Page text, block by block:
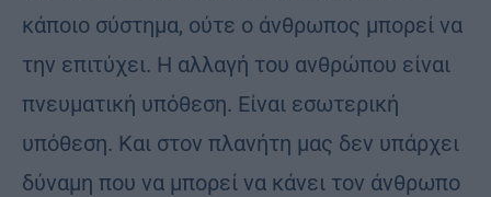
κάποιο σύστημα, ούτε ο άνθρωπος μπορεί να
την επιτύχει. Η αλλαγή του ανθρώπου είναι
πνευματική υπόθεση. Είναι εσωτερική
υπόθεση. Και στον πλανήτη μας δεν υπάρχει
δύναμη που να μπορεί να κάνει τον άνθρωπο